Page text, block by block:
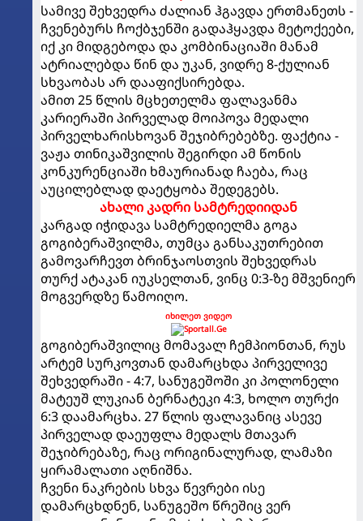
სამივე შეხვედრა ძალიან ჰგავდა ერთმანეთს -
ჩვენებურს ჩოქბჯენში გადაჰყავდა მეტოქეები,
იქ კი მიდგებოდა და კომბინაციაში მანამ
ატრიალებდა წინ და უკან, ვიდრე 8-ქულიან
სხვაობას არ დააფიქსირებდა.
ამით 25 წლის მცხეთელმა ფალავანმა
კარიერაში პირველად მოიპოვა მედალი
პირველხარისხოვან შეჯიბრებებზე. ფაქტია -
ვაჟა თინიკაშვილის შეგირდი ამ წონის
კონკურენციაში ხმაურიანად ჩაება, რაც
აუცილებლად დაეტყობა შედეგებს.
ახალი კადრი სამტრედიიდან
კარგად იჭიდავა სამტრედიელმა გოგა
გოგიბერაშვილმა, თუმცა განსაკუთრებით
გამოვარჩევთ ბრინჯაოსთვის შეხვედრას
თურქ ატაკან იუკსელთან, ვინც 0:3-ზე მშვენიერ
მოგვერდზე წამოიღო.
იხილეთ ვიდეო
გოგიბერაშვილიც მომავალ ჩემპიონთან, რუს
არტემ სურკოვთან დამარცხდა პირველივე
შეხვედრაში - 4:7, სანუგეშოში კი პოლონელი
მატეუშ ლუკიან ბერნატეკი 4:3, ხოლო თურქი
6:3 დაამარცხა. 27 წლის ფალავანიც ასევე
პირველად დაეუფლა მედალს მთავარ
შეჯიბრებაზე, რაც ორიგინალურად, ლამაზი
ყირამალათი აღნიშნა.
ჩვენი ნაკრების სხვა წევრები ისე
დამარცხდნენ, სანუგეშო წრეშიც ვერ